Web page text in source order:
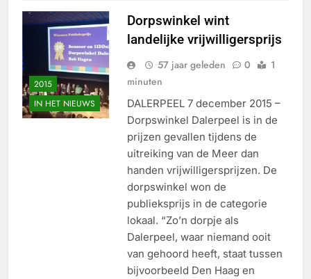
2015
IN HET NIEUWS
Dorpswinkel wint
landelijke vrijwilligersprijs
57 jaar geleden 0
1
minuten
DALERPEEL 7 december 2015 –
Dorpswinkel Dalerpeel is in de
prijzen gevallen tijdens de
uitreiking van de Meer dan
handen vrijwilligersprijzen. De
dorpswinkel won de
publieksprijs in de categorie
lokaal. “Zo’n dorpje als
Dalerpeel, waar niemand ooit
van gehoord heeft, staat tussen
bijvoorbeeld Den Haag en